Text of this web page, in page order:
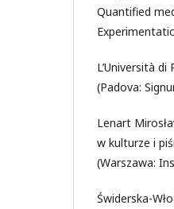
Quantified
L’Università
(Padova:
Lenart
w kulturze i
(Warszawa:
Świderska-